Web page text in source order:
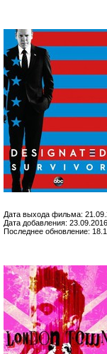
Дата выхода фильма:
Дата добавления: 23.09.2016
Последнее обновление: